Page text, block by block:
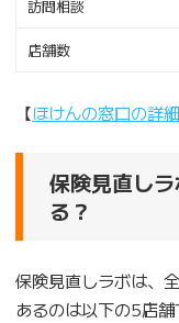
訪問相談
店舗数
【ほけんの窓口の詳
保険見直し
る？
保険見直しラボは、
あるのは以下の5店舗